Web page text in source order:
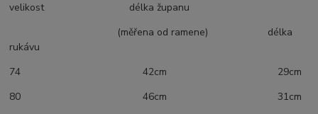
velikost délka županu
(měřena od ramene) délka
rukávu
74 42cm 29cm
80 46cm 31cm